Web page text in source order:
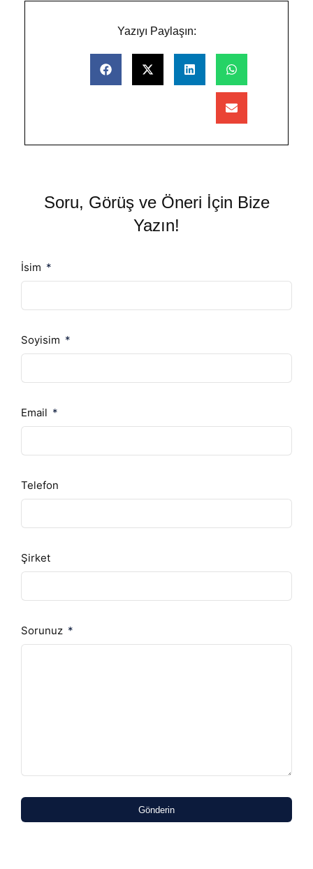
Yazıyı Paylaşın:
Soru, Görüş ve Öneri İçin Bize
Yazın!
İsim
Soyisim
Email
Telefon
Şirket
Sorunuz
Gönderin